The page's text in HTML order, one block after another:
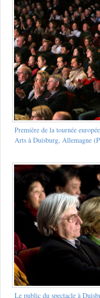
Première de la tournée
Arts à Duisburg, Allemagne
Le public du spectacle à